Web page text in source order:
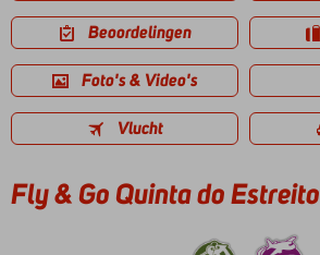
Beoordelingen
Foto's & Video's
Vlucht
Fly & Go Quinta do Estreito